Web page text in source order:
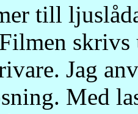
till
skrivs
Jag
Med